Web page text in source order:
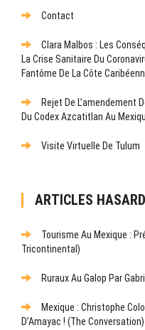
Contact
Clara Malbos : Les
La Crise Sanitaire Du
Fantôme De La Côte
Rejet De L’amendement
Du Codex Azcatitlan Au
Visite Virtuelle De Tulum
ARTICLES HASARD
Tourisme Au Mexique :
Tricontinental)
Ruraux Au Galop Par
Mexique : Christophe
D’Amayac ! (The Conversation)